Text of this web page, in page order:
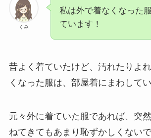
くみ
私は外で着なくなった
ています！
昔よく着ていたけど、汚れたりよ
くなった服は、部屋着にまわしてい
元々外に着ていた服であれば、突
ねてきてもあまり恥ずかしくないで